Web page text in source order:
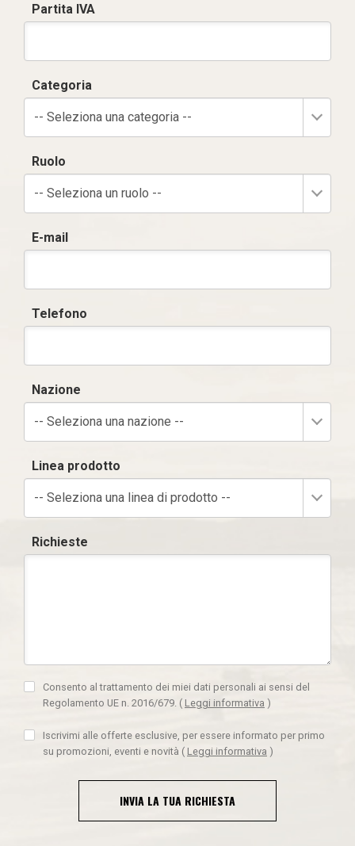
Partita IVA
Categoria
-- Seleziona una categoria --
Ruolo
-- Seleziona un ruolo --
E-mail
Telefono
Nazione
-- Seleziona una nazione --
Linea prodotto
-- Seleziona una linea di prodotto --
Richieste
Consento al trattamento dei miei dati personali ai sensi del
Regolamento UE n. 2016/679. ( Leggi informativa )
Iscrivimi alle offerte esclusive, per essere informato per primo
su promozioni, eventi e novità ( Leggi informativa )
INVIA LA TUA RICHIESTA